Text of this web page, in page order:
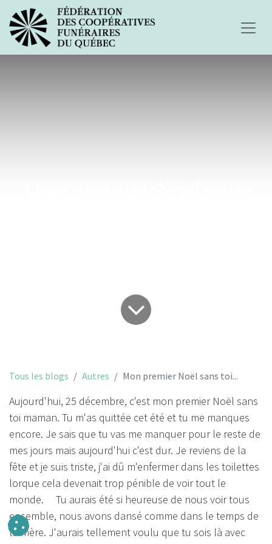
Tous les blogs Autres Mon premier Noël sans toi...
Aujourd'hui, 25 décembre, c'est mon premier Noël sans
toi maman. Tu m'as quittée cet été et tu me manques
encore. Je sais que tu vas me manquer pour le reste de
mes jours mais aujourd'hui c'est dur. Je reviens de la
fête et je suis triste, j'ai dû m'enfermer dans les toilettes
lorque cela devenait trop pénible de voir tout le
monde. Tu aurais été si heureuse de nous voir tous
ensemble, nous avons dansé comme dans le temps de
ta mère. J'aurais tellement voulu que tu sois là avec